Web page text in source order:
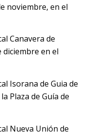
noviembre, en el
Canavera de
diciembre en el
Isorana de Guia de
Plaza de Guía de
Nueva Unión de